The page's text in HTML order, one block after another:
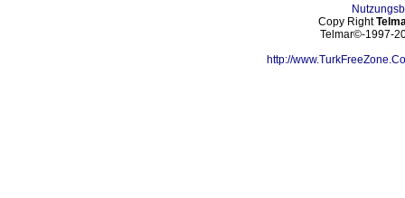
Copy Right
Telmar©-1997-
http://